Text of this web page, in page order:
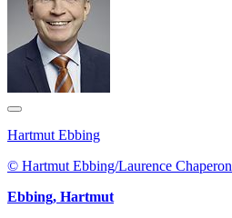
Hartmut Ebbing
© Hartmut Ebbing/Laurence Chaperon
Ebbing, Hartmut